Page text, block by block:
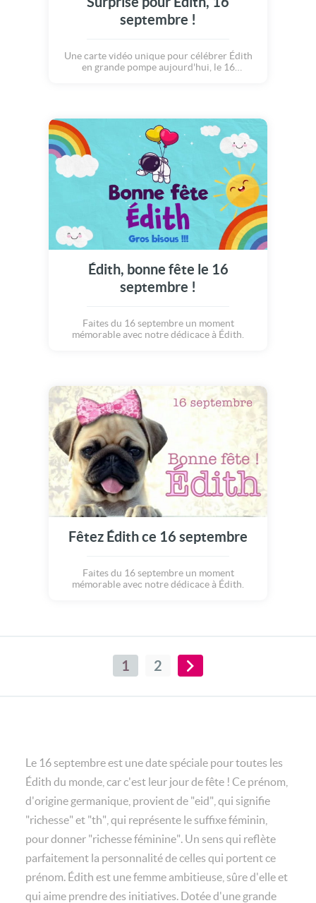
septembre !
Une carte vidéo unique pour célébrer Édith
en grande pompe aujourd'hui, le 16
Édith, bonne fête le 16
septembre !
Faites du 16 septembre un moment
mémorable avec notre dédicace à Édith.
Fêtez Édith ce 16 septembre
Faites du 16 septembre un moment
mémorable avec notre dédicace à Édith.
1 2
Le 16 septembre est une date spéciale pour toutes les
Édith du monde, car c'est leur jour de fête ! Ce prénom,
d'origine germanique, provient de "eid", qui signifie
"richesse" et "th", qui représente le suffixe féminin,
pour donner "richesse féminine". Un sens qui reflète
parfaitement la personnalité de celles qui portent ce
prénom. Édith est une femme ambitieuse, sûre d'elle et
qui aime prendre des initiatives. Dotée d'une grande